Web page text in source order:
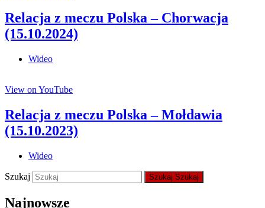
Relacja z meczu Polska – Chorwacja
(15.10.2024)
Wideo
View on YouTube
Relacja z meczu Polska – Mołdawia
(15.10.2023)
Wideo
Szukaj Szukaj Szukaj
Najnowsze